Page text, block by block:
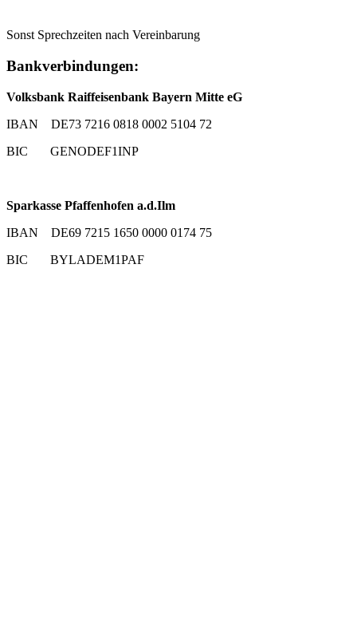
Sonst Sprechzeiten nach Vereinbarung
Bankverbindungen:
Volksbank Raiffeisenbank Bayern Mitte eG
IBAN DE73 7216 0818 0002 5104 72
BIC GENODEF1INP
Sparkasse Pfaffenhofen a.d.Ilm
IBAN DE69 7215 1650 0000 0174 75
BIC BYLADEM1PAF